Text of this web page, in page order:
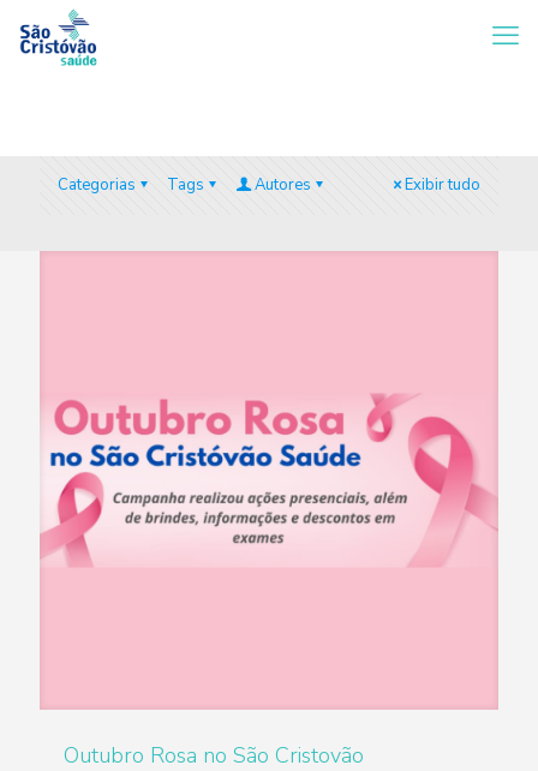
Categorias Tags Autores Exibir tudo
Outubro Rosa no São Cristovão